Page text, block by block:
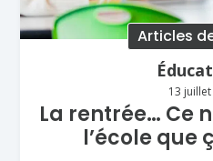
Articles
13
La rentrée… Ce
l’école que